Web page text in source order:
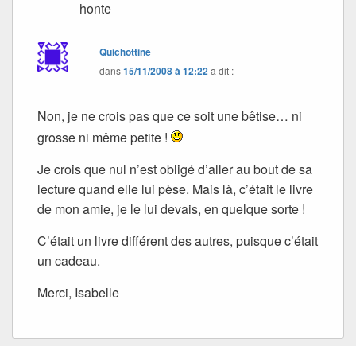
honte
Quichottine
dans15/11/2008 à 12:22a dit :
Non, je ne crois pas que ce soit une bêtise… ni
grosse ni même petite !
Je crois que nul n’est obligé d’aller au bout de sa
lecture quand elle lui pèse. Mais là, c’était le livre
de mon amie, je le lui devais, en quelque sorte !
C’était un livre différent des autres, puisque c’était
un cadeau.
Merci, Isabelle